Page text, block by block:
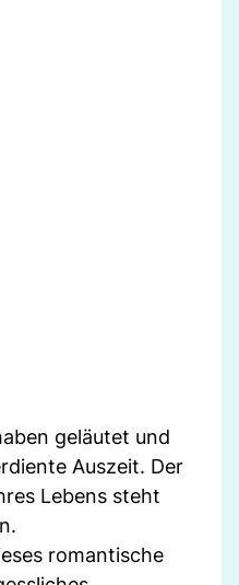
geläutet und
Auszeit. Der
Lebens steht
romantische